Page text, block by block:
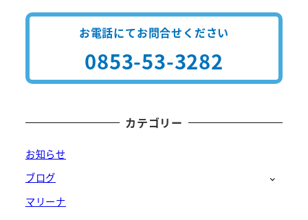
お電話にてお問合せください
0853-53-3282
カテゴリー
お知らせ
ブログ
マリーナ